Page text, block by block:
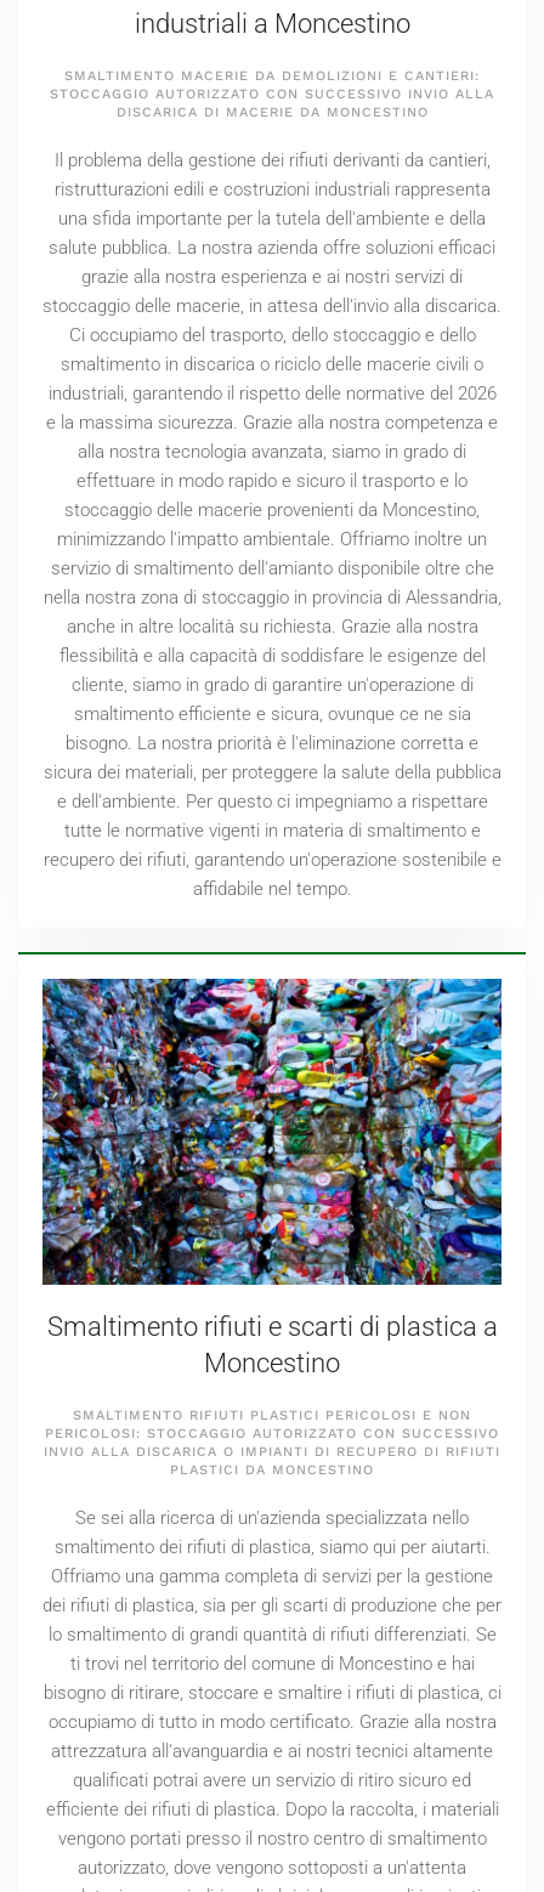
industriali a Moncestino
SMALTIMENTO MACERIE DA DEMOLIZIONI E CANTIERI:
STOCCAGGIO AUTORIZZATO CON SUCCESSIVO INVIO ALLA
DISCARICA DI MACERIE DA MONCESTINO
Il problema della gestione dei rifiuti derivanti da cantieri,
ristrutturazioni edili e costruzioni industriali rappresenta
una sfida importante per la tutela dell'ambiente e della
salute pubblica. La nostra azienda offre soluzioni efficaci
grazie alla nostra esperienza e ai nostri servizi di
stoccaggio delle macerie, in attesa dell'invio alla discarica.
Ci occupiamo del trasporto, dello stoccaggio e dello
smaltimento in discarica o riciclo delle macerie civili o
industriali, garantendo il rispetto delle normative del 2026
e la massima sicurezza. Grazie alla nostra competenza e
alla nostra tecnologia avanzata, siamo in grado di
effettuare in modo rapido e sicuro il trasporto e lo
stoccaggio delle macerie provenienti da Moncestino,
minimizzando l'impatto ambientale. Offriamo inoltre un
servizio di smaltimento dell'amianto disponibile oltre che
nella nostra zona di stoccaggio in provincia di Alessandria,
anche in altre località su richiesta. Grazie alla nostra
flessibilità e alla capacità di soddisfare le esigenze del
cliente, siamo in grado di garantire un'operazione di
smaltimento efficiente e sicura, ovunque ce ne sia
bisogno. La nostra priorità è l'eliminazione corretta e
sicura dei materiali, per proteggere la salute della pubblica
e dell'ambiente. Per questo ci impegniamo a rispettare
tutte le normative vigenti in materia di smaltimento e
recupero dei rifiuti, garantendo un'operazione sostenibile e
affidabile nel tempo.
Smaltimento rifiuti e scarti di plastica a
Moncestino
SMALTIMENTO RIFIUTI PLASTICI PERICOLOSI E NON
PERICOLOSI: STOCCAGGIO AUTORIZZATO CON SUCCESSIVO
INVIO ALLA DISCARICA O IMPIANTI DI RECUPERO DI RIFIUTI
PLASTICI DA MONCESTINO
Se sei alla ricerca di un'azienda specializzata nello
smaltimento dei rifiuti di plastica, siamo qui per aiutarti.
Offriamo una gamma completa di servizi per la gestione
dei rifiuti di plastica, sia per gli scarti di produzione che per
lo smaltimento di grandi quantità di rifiuti differenziati. Se
ti trovi nel territorio del comune di Moncestino e hai
bisogno di ritirare, stoccare e smaltire i rifiuti di plastica, ci
occupiamo di tutto in modo certificato. Grazie alla nostra
attrezzatura all'avanguardia e ai nostri tecnici altamente
qualificati potrai avere un servizio di ritiro sicuro ed
efficiente dei rifiuti di plastica. Dopo la raccolta, i materiali
vengono portati presso il nostro centro di smaltimento
autorizzato, dove vengono sottoposti a un'attenta